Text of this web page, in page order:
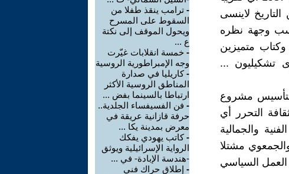
لاينسى
وجهة نظره
متميزين
تشكيليون ...
لتأسيس مشروع
التحرر أي
والجمالية
مشتلا
السياسي
- ترامب ينقذ طفلا من
السقوط على المسرح
ويحول الموقف إلى نكتة
ع ...
- خمسة انقلابات غيّرت
وجه الإمبراطورية الروسية
-كاريليا في صدارة
المناطق الروسية الأكثر
ارتباطا بالسينما بفض ...
- فن الفسيفساء الجلدية..
حرفة قازانية عريقة في
معرض بمدينة يكا ...
-كاتب يهودي يفكك
الرواية الإسرائيلية ويوثق
-هندسة الإبادة- في ...
- إطلاق حراك فني